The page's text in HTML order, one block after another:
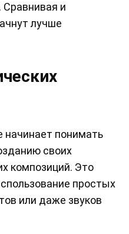
Сравнивая и
лучше
начинает понимать
своих
композиций. Это
простых
или даже звуков